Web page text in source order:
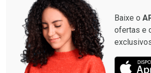
Baixe o
ofertas e